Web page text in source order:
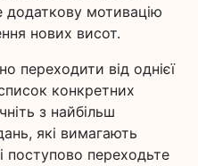
мотивацію
нових висот.
переходити від однієї
конкретних
з найбільш
які вимагають
поступово переходьте